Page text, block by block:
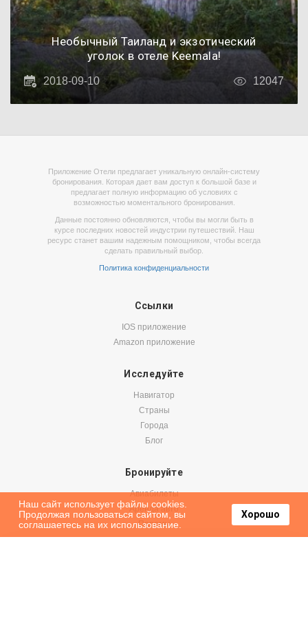
Необычный Таиланд и экзотический
уголок в отеле Keemala!
2018-09-10 12047
Приложение Отели предлагает уникальную онлайн-систему
бронирования. Которая дает вам доступ к большой базе и
предлагает полную информацию об условиях с
возможностью моментального бронирования.
Данные постоянно обновляются, чтобы вы могли быть в
курсе последних новостей индустрии путешествий. Наш
ресурс станет вашим надежным помощником, чтобы всегда
сделать правильный выбор.
Политика конфиденциальности
Ссылки
IOS приложение
Amazon приложение
Исследуйте
Навигатор
Страны
Города
Блог
Бронируйте
Авиабилеты
Аренда авто
Паромы
Наш сайт использует файлы cookies.
Продолжая пользоваться сайтом, вы
соглашаетесь на их использование.
Хорошо